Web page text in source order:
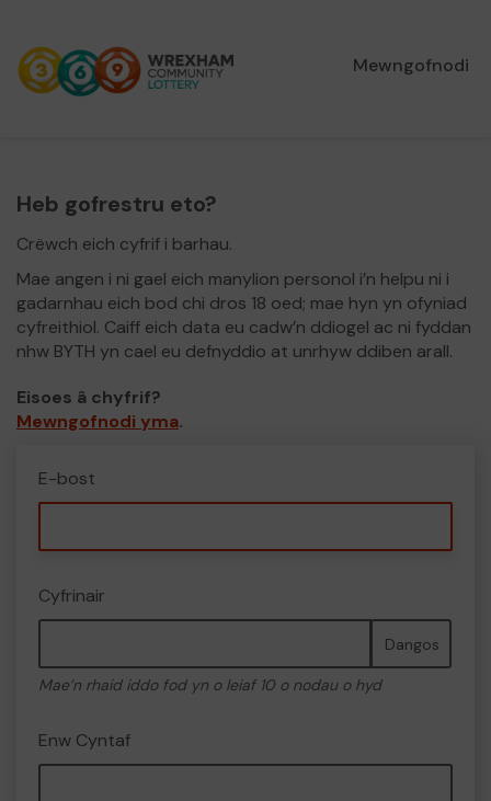
Mewngofnodi
Heb gofrestru eto?
Crëwch eich cyfrif i barhau.
Mae angen i ni gael eich manylion personol i’n helpu ni i
gadarnhau eich bod chi dros 18 oed; mae hyn yn ofyniad
cyfreithiol. Caiff eich data eu cadw’n ddiogel ac ni fyddan
nhw BYTH yn cael eu defnyddio at unrhyw ddiben arall.
Eisoes â chyfrif?
Mewngofnodi yma.
E-bost
Cyfrinair
Dangos
Mae’n rhaid iddo fod yn o leiaf 10 o nodau o hyd
Enw Cyntaf